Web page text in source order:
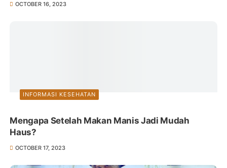
OCTOBER 16, 2023
INFORMASI KESEHATAN
Mengapa Setelah Makan Manis Jadi Mudah
Haus?
OCTOBER 17, 2023